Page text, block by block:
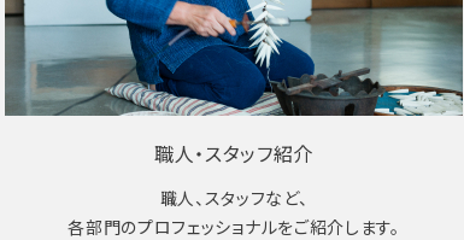
職人・スタッフ紹介
職人、スタッフなど、
各部門のプロフェッショナルをご紹介します。